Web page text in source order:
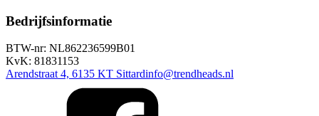
Bedrijfsinformatie
BTW-nr: NL862236599B01
KvK: 81831153
Arendstraat 4, 6135 KT Sittardinfo@trendheads.nl